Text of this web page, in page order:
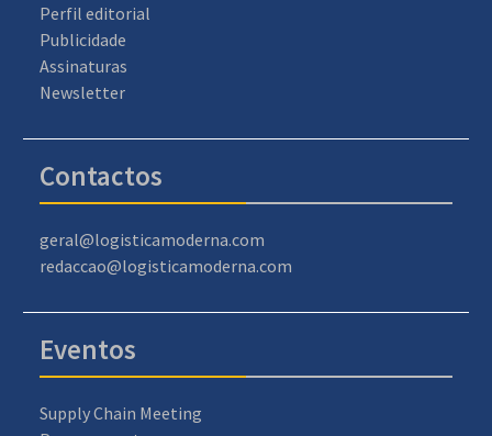
Perfil editorial
Publicidade
Assinaturas
Newsletter
Contactos
geral@logisticamoderna.com
redaccao@logisticamoderna.com
Eventos
Supply Chain Meeting